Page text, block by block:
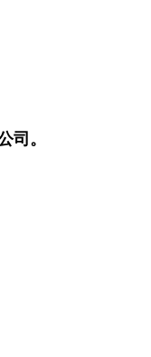
司。